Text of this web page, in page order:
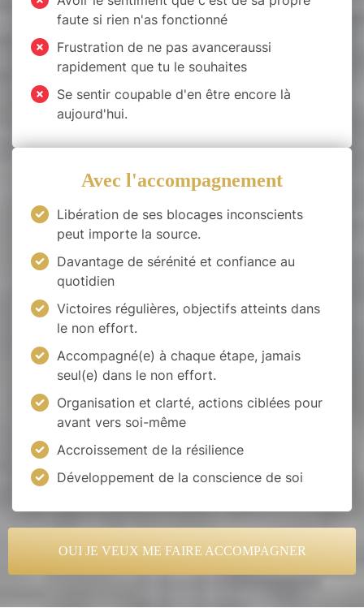
faute si rien n'as fonctionné
Frustration de ne pas avanceraussi
rapidement que tu le souhaites
Se sentir coupable d'en être encore là
aujourd'hui.
Avec l'accompagnement
Libération de ses blocages inconscients
peut importe la source.
Davantage de sérénité et confiance au
quotidien
Victoires régulières, objectifs atteints dans
le non effort.
Accompagné(e) à chaque étape, jamais
seul(e) dans le non effort.
Organisation et clarté, actions ciblées pour
avant vers soi-même
Accroissement de la résilience
Développement de la conscience de soi
OUI JE VEUX ME FAIRE ACCOMPAGNER